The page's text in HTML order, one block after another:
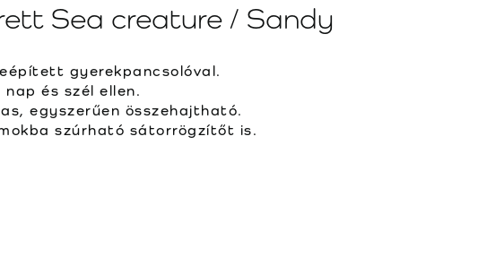
Sea creature / Sandy
gyerekpancsolóval.
nap és szél ellen.
egyszerűen összehajtható.
szúrható sátorrögzítőt is.